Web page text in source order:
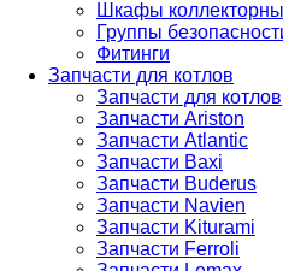
Шкафы
Группы
Фитинги
Запчасти для котлов
Запчасти для котлов
Запчасти Ariston
Запчасти Atlantic
Запчасти Baxi
Запчасти Buderus
Запчасти Navien
Запчасти Kiturami
Запчасти Ferroli